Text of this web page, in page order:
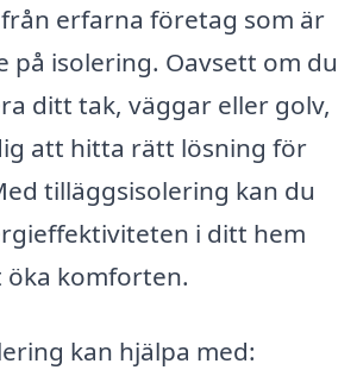
erfarna företag som är
på isolering. Oavsett om du
ditt tak, väggar eller golv,
att hitta rätt lösning för
tilläggsisolering kan du
i ditt hem
komforten.
kan hjälpa med: